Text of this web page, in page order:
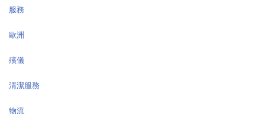
服務
歐洲
殯儀
清潔服務
物流